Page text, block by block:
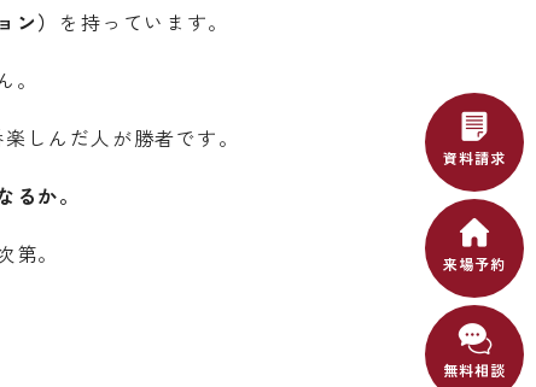
資料請求
来場予約
無料相談
ン） を持っています。
しんだ人が勝者です。
か。
。